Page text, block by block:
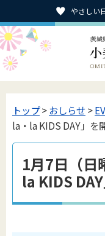
やさしい
トップ>おしらせ>
la・la KIDS DAY」を
1月7日（日
la KIDS